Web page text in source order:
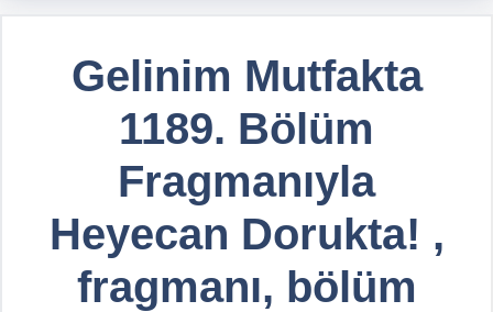
Gelinim Mutfakta
1189. Bölüm
Fragmanıyla
Heyecan Dorukta! ,
fragmanı, bölüm